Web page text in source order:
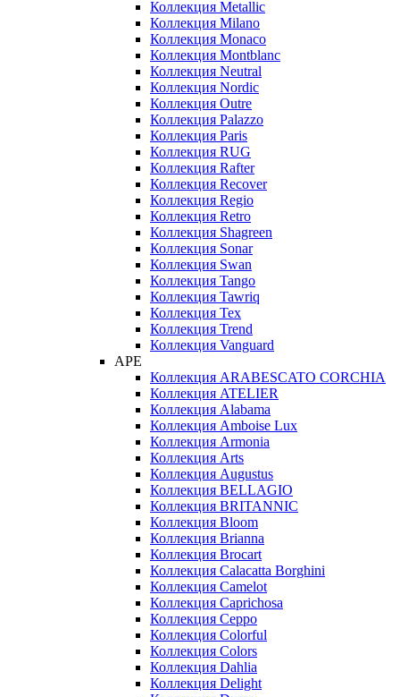
Коллекция Metallic
Коллекция Milano
Коллекция Monaco
Коллекция Montblanc
Коллекция Neutral
Коллекция Nordic
Коллекция Outre
Коллекция Palazzo
Коллекция Paris
Коллекция RUG
Коллекция Rafter
Коллекция Recover
Коллекция Regio
Коллекция Retro
Коллекция Shagreen
Коллекция Sonar
Коллекция Swan
Коллекция Tango
Коллекция Tawriq
Коллекция Tex
Коллекция Trend
Коллекция Vanguard
APE
Коллекция ARABESCATO CORCHIA
Коллекция ATELIER
Коллекция Alabama
Коллекция Amboise Lux
Коллекция Armonia
Коллекция Arts
Коллекция Augustus
Коллекция BELLAGIO
Коллекция BRITANNIC
Коллекция Bloom
Коллекция Brianna
Коллекция Brocart
Коллекция Calacatta Borghini
Коллекция Camelot
Коллекция Caprichosa
Коллекция Ceppo
Коллекция Colorful
Коллекция Colors
Коллекция Dahlia
Коллекция Delight